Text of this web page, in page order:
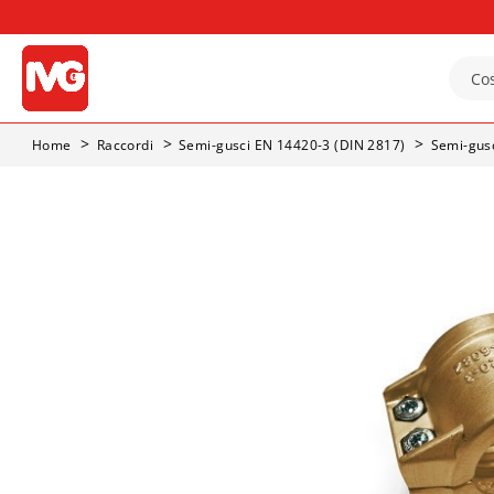
Home Raccordi Semi-gusci EN 14420-3 (DIN 2817) Semi-